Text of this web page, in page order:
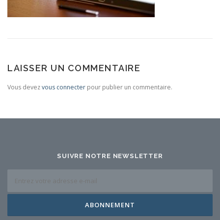
NOUS CONTACTER
LAISSER UN COMMENTAIRE
Vous devezvous connecter pour publier un commentaire.
SUIVRE NOTRE NEWSLETTER